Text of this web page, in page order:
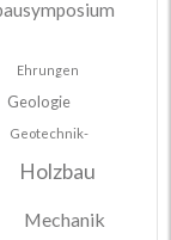
Ehrungen
Geologie
Geotechnik-
Holzbau
Mechanik